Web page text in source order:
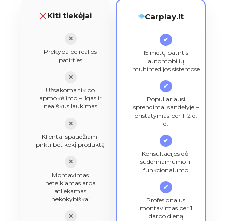
Kiti tiekėjai
✕
Prekyba be realios
patirties
✕
Užsakoma tik po
apmokėjimo – ilgas ir
neaiškus laukimas
✕
Klientai spaudžiami
pirkti bet kokį produktą
✕
Montavimas
neteikiamas arba
atliekamas
nekokybiškai
✕
Carplay.lt
✔
15 metų patirtis
automobilių
multimedijos sistemose
✔
Populiariausi
sprendimai sandėlyje –
pristatymas per 1–2 d.
d.
✔
Konsultacijos dėl
suderinamumo ir
funkcionalumo
✔
Profesionalus
montavimas per 1
darbo dieną